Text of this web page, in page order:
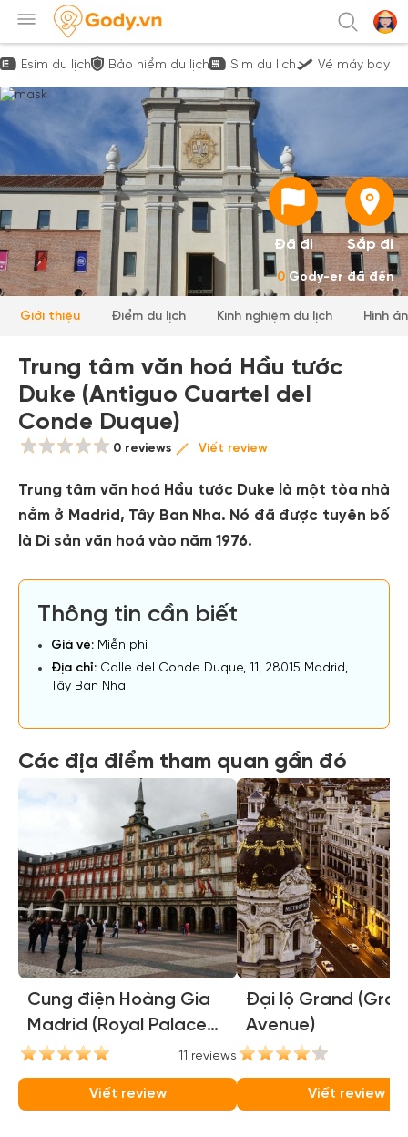
Esim du lịch Bảo hiểm du lịch Sim du lịch Vé máy bay
Đã đi Sắp đi
0 Gody-er đã đến
Giới thiệu Điểm du lịch Kinh nghiệm du lịch Hình
Trung tâm văn hoá Hầu tước
Duke (Antiguo Cuartel del
Conde Duque)
0 reviews Viết review
Trung tâm văn hoá Hầu tước Duke là một tòa nhà
nằm ở Madrid, Tây Ban Nha. Nó đã được tuyên bố
là Di sản văn hoá vào năm 1976.
Thông tin cần biết
Giá vé: Miễn phí
Địa chỉ: Calle del Conde Duque, 11, 28015 Madrid,
Tây Ban Nha
Các địa điểm tham quan gần đó
Cung điện Hoàng Gia
Madrid (Royal Palace
of Madrid)
11 reviews
Viết review
Đại lộ Grand
Avenue)
Viết review